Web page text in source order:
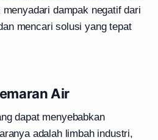
dampak negatif dari
mencari solusi yang tepat
Air
dapat menyebabkan
adalah limbah industri,